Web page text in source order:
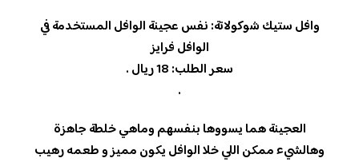
وافل ستيك شوكولاتة: نفس عجينة الوافل المستخدمة في
الوافل فرايز
سعر الطلب: 18 ريال .
.
العجينة هما يسووها بنفسهم وماهي خلطة جاهزة
وهالشيء ممكن اللي خلا الوافل يكون مميز و طعمه رهيب